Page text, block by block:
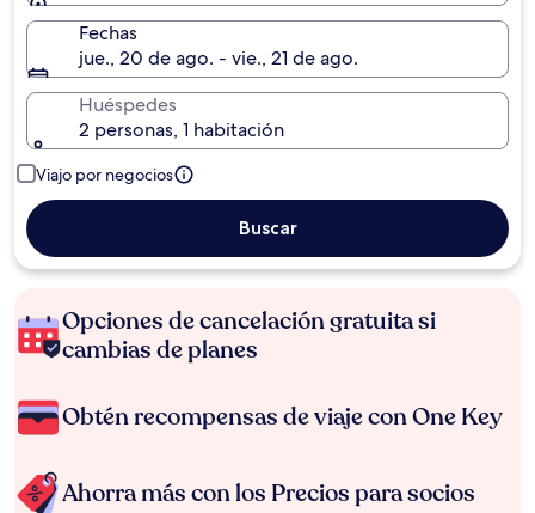
Fechas
jue., 20 de ago. - vie., 21 de ago.
Huéspedes
2 personas, 1 habitación
Viajo por negocios
Buscar
Opciones de cancelación gratuita si
cambias de planes
Obtén recompensas de viaje con One Key
Ahorra más con los Precios para socios